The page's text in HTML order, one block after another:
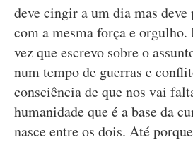
deve cingir a um dia mas deve
com a mesma força e
vez que escrevo sobre o
num tempo de guerras e
consciência de que nos vai
humanidade que é a base da
nasce entre os dois. Até